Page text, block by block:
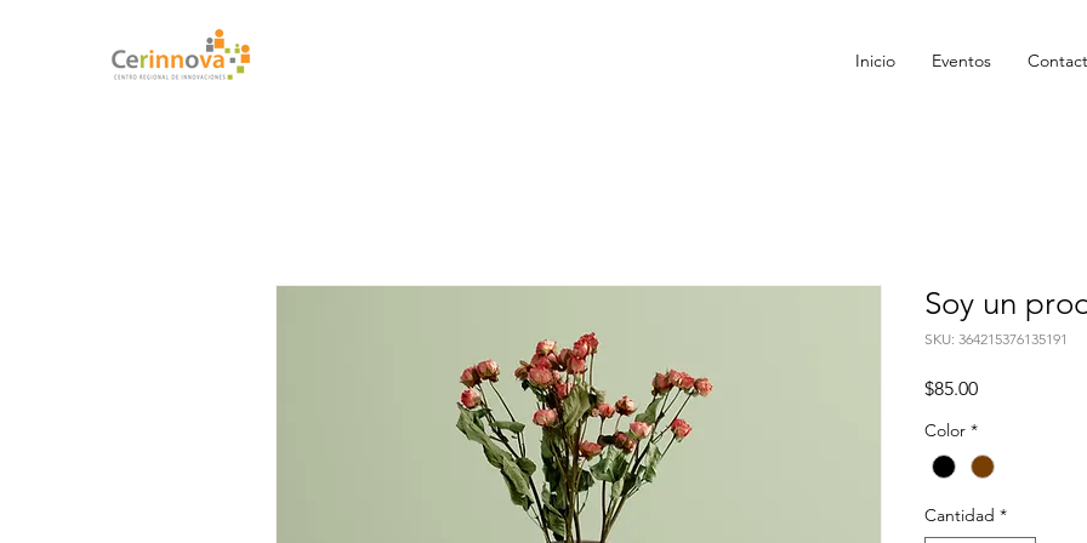
Inicio Eventos
Soy un
SKU: 364215376135191
$85.00Precio
Color *
Cantidad *